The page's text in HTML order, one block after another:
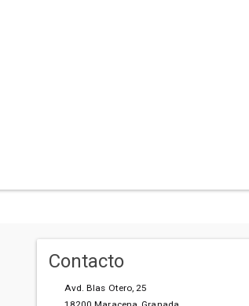
Contacto
Avd. Blas Otero, 25